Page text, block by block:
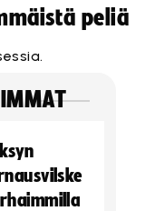
peliä